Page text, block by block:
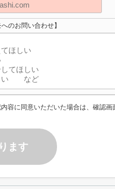
のお問い合わせ】
容に同意いただいた場合は、確認画
ます